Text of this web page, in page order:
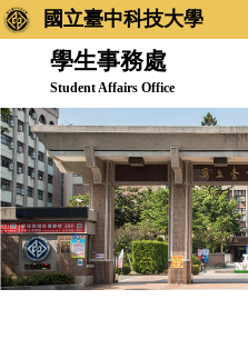
跳
到
內
容
區
國立臺中科技大學
學生事務處
Student Affairs Office